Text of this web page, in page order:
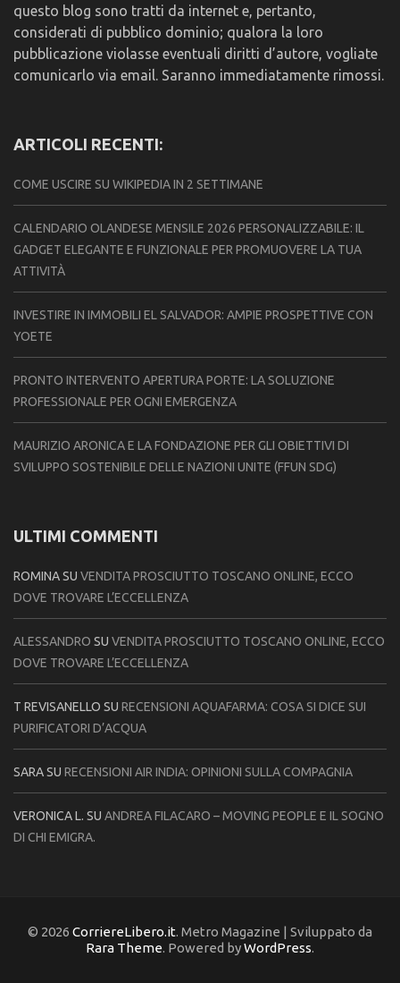
questo blog sono tratti da internet e, pertanto,
considerati di pubblico dominio; qualora la loro
pubblicazione violasse eventuali diritti d’autore, vogliate
comunicarlo via email. Saranno immediatamente rimossi.
ARTICOLI RECENTI:
COME USCIRE SU WIKIPEDIA IN 2 SETTIMANE
CALENDARIO OLANDESE MENSILE 2026 PERSONALIZZABILE: IL
GADGET ELEGANTE E FUNZIONALE PER PROMUOVERE LA TUA
ATTIVITÀ
INVESTIRE IN IMMOBILI EL SALVADOR: AMPIE PROSPETTIVE CON
YOETE
PRONTO INTERVENTO APERTURA PORTE: LA SOLUZIONE
PROFESSIONALE PER OGNI EMERGENZA
MAURIZIO ARONICA E LA FONDAZIONE PER GLI OBIETTIVI DI
SVILUPPO SOSTENIBILE DELLE NAZIONI UNITE (FFUN SDG)
ULTIMI COMMENTI
ROMINASU VENDITA PROSCIUTTO TOSCANO ONLINE, ECCO
DOVE TROVARE L’ECCELLENZA
ALESSANDRO SU VENDITA PROSCIUTTO TOSCANO ONLINE, ECCO
DOVE TROVARE L’ECCELLENZA
T REVISANELLO SU RECENSIONI AQUAFARMA: COSA SI DICE SUI
PURIFICATORI D’ACQUA
SARASU RECENSIONI AIR INDIA: OPINIONI SULLA COMPAGNIA
VERONICA L. SU ANDREA FILACARO – MOVING PEOPLE E IL SOGNO
DI CHI EMIGRA.
© 2026 CorriereLibero.it. Metro Magazine | Sviluppato da
Rara Theme. Powered byWordPress.